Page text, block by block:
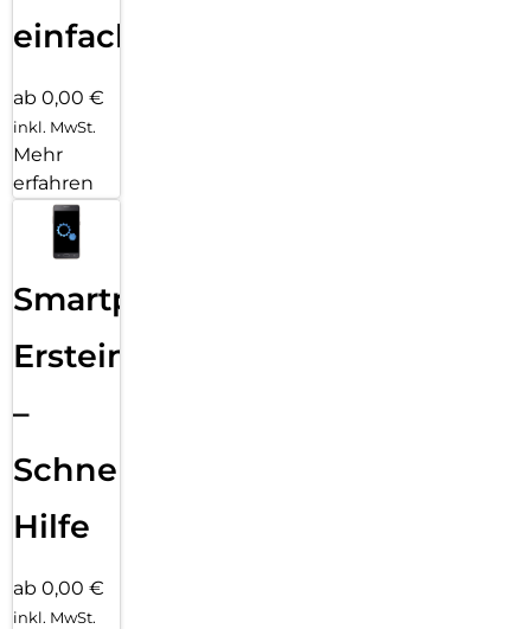
einfach
ab 0,00 €
inkl. MwSt.
Mehr
erfahren
Smartphone
Ersteinrichtung
–
Schnelle
Hilfe
ab 0,00 €
inkl. MwSt.